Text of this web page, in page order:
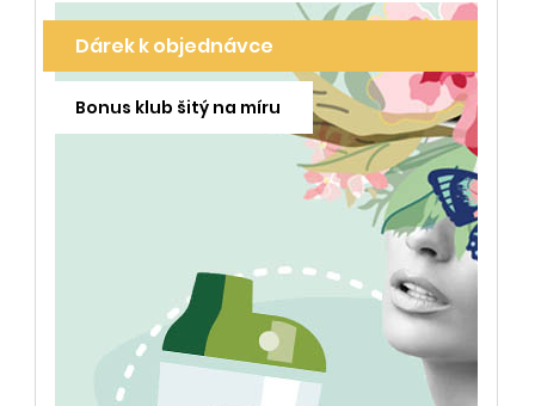
Dárek k objednávce
Bonus klub šitý na míru